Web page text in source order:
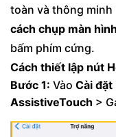
toàn và thông minh
cách chụp màn
bấm phím cứng.
Cách thiết lập nút
Bước 1: Vào Cài đặt
AssistiveTouch >